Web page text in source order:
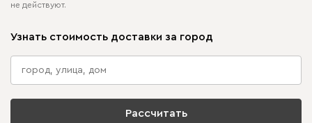
не действуют.
Узнать стоимость доставки за город
Рассчитать